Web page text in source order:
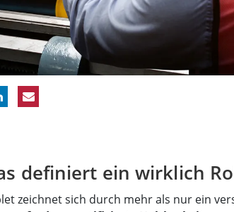
ATEX-Panel-PC
definiert ein wirklich
zeichnet sich durch mehr als nur ein